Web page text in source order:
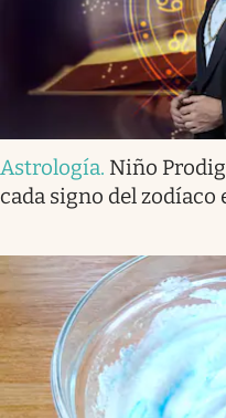
Astrología. Niño
cada signo del zodíaco